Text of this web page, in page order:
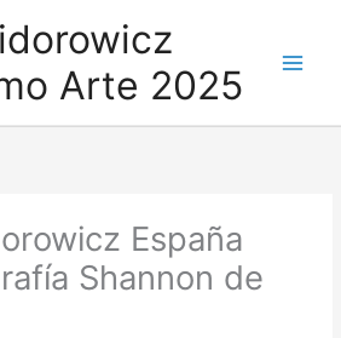
Arte 2025
España
Shannon de